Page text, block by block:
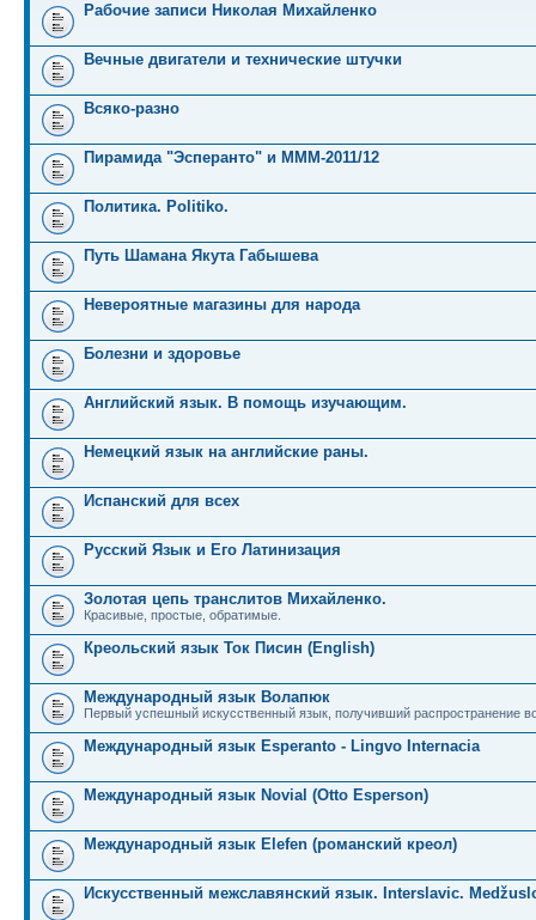
Рабочие записи Николая Михайленко
Вечные двигатели и технические штучки
Всяко-разно
Пирамида "Эсперанто" и MMM-2011/12
Политика. Politiko.
Путь Шамана Якута Габышева
Невероятные магазины для народа
Болезни и здоровье
Английский язык. В помощь изучающим.
Немецкий язык на английские раны.
Испанский для всех
Русский Язык и Его Латинизация
Золотая цепь транслитов Михайленко.
Красивые, простые, обратимые.
Креольский язык Ток Писин (English)
Международный язык Волапюк
Первый успешный искусственный язык, получивший распространение
Международный язык Esperanto - Lingvo Internacia
Международный язык Novial (Otto Esperson)
Международный язык Elefen (романский креол)
Искусственный межславянский язык. Interslavic.